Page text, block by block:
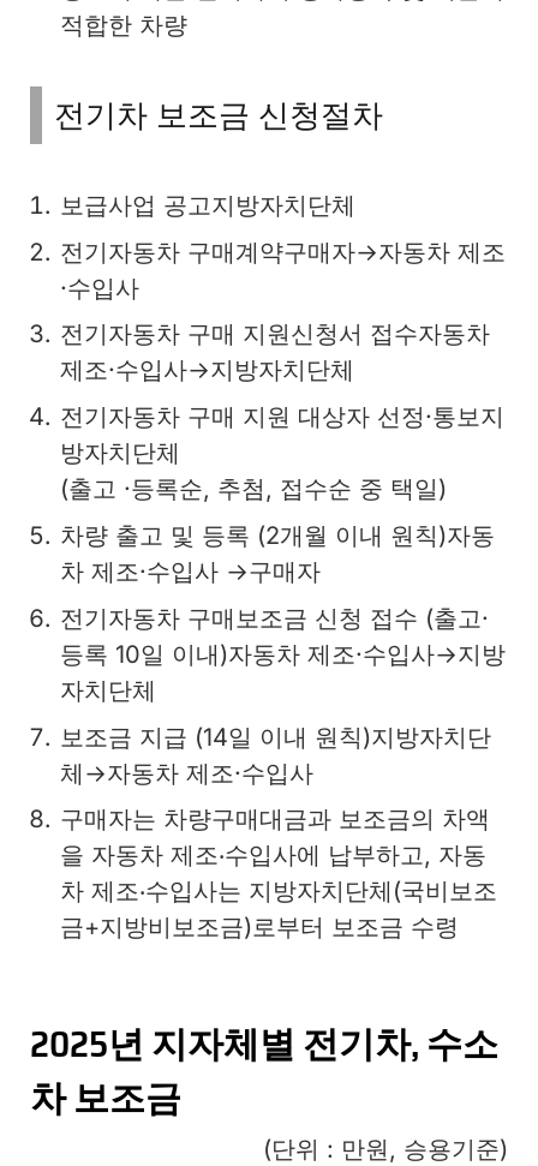
적합한 차량
전기차 보조금 신청절차
보급사업 공고지방자치단체
전기자동차 구매계약구매자→자동차 제조
·수입사
전기자동차 구매 지원신청서 접수자동차
제조·수입사→지방자치단체
전기자동차 구매 지원 대상자 선정·통보지
방자치단체
(출고 ·등록순, 추첨, 접수순 중 택일)
차량 출고 및 등록 (2개월 이내 원칙)자동
차 제조·수입사 →구매자
전기자동차 구매보조금 신청 접수 (출고·
등록 10일 이내)자동차 제조·수입사→지방
자치단체
보조금 지급 (14일 이내 원칙)지방자치단
체→자동차 제조·수입사
구매자는 차량구매대금과 보조금의 차액
을 자동차 제조‧수입사에 납부하고, 자동
차 제조‧수입사는 지방자치단체(국비보조
금+지방비보조금)로부터 보조금 수령
2025년 지자체별 전기차, 수소
차 보조금
(단위 : 만원, 승용기준)